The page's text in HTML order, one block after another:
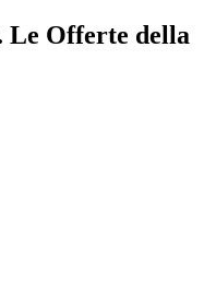
Le Offerte della